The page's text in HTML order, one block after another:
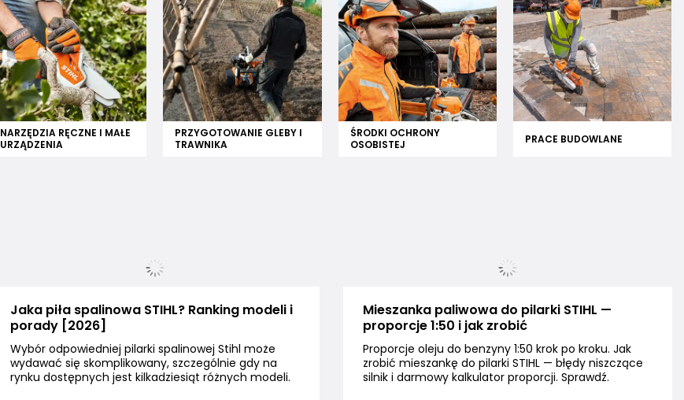
NARZĘDZIA RĘCZNE I MAŁE
URZĄDZENIA
PRZYGOTOWANIE GLEBY I
TRAWNIKA
ŚRODKI OCHRONY
OSOBISTEJ
PRACE BUDOWLANE
Jaka piła spalinowa STIHL? Ranking modeli i
porady [2026]
Wybór odpowiedniej pilarki spalinowej Stihl może
wydawać się skomplikowany, szczególnie gdy na
rynku dostępnych jest kilkadziesiąt różnych modeli.
Mieszanka paliwowa do pilarki STIHL —
proporcje 1:50 i jak zrobić
Proporcje oleju do benzyny 1:50 krok po kroku. Jak
zrobić mieszankę do pilarki STIHL — błędy niszczące
silnik i darmowy kalkulator proporcji. Sprawdź.